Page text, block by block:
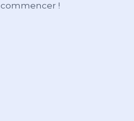
commencer !